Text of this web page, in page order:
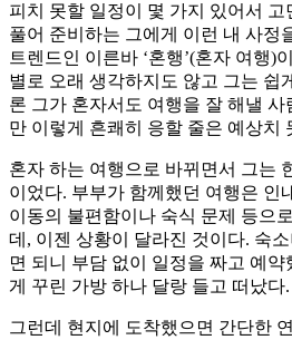
피치 못할 일정이 몇 가지 있어서
풀어 준비하는 그에게 이런 내 사정
트렌드인 이른바 ‘혼행’(혼자 여행)
별로 오래 생각하지도 않고 그는 쉽
론 그가 혼자서도 여행을 잘 해낼 사
만 이렇게 흔쾌히 응할 줄은 예상치
혼자 하는 여행으로 바뀌면서 그는
이었다. 부부가 함께했던 여행은 인
이동의 불편함이나 숙식 문제 등으
데, 이젠 상황이 달라진 것이다. 숙
면 되니 부담 없이 일정을 짜고 예
게 꾸린 가방 하나 달랑 들고 떠났다.
그런데 현지에 도착했으면 간단한